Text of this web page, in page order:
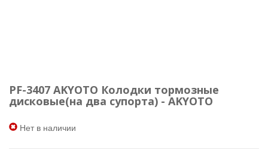
PF-3407 AKYOTO Колодки тормозные
дисковые(на два супорта) - AKYOTO
Нет в наличии